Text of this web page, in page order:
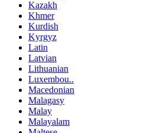
Kazakh
Khmer
Kurdish
Kyrgyz
Latin
Latvian
Lithuanian
Luxembou..
Macedonian
Malagasy
Malay
Malayalam